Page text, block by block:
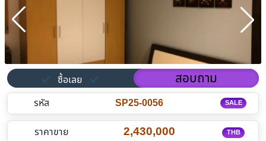
ซื้อเลย สอบถาม
รหัส SP25-0056 SALE
ราคาขาย 2,430,000 THB